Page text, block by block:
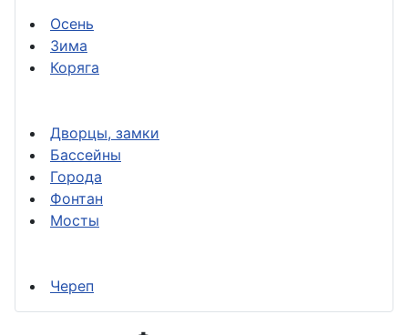
Осень
Зима
Коряга
Дворцы, замки
Бассейны
Города
Фонтан
Мосты
Череп